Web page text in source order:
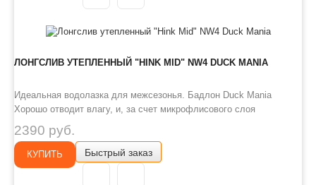
ЛОНГСЛИВ УТЕПЛЕННЫЙ "HINK MID" NW4 DUCK MANIA
Идеальная водолазка для межсезонья. Бадлон Duck Mania
Хорошо отводит влагу, и, за счет микрофлисового слоя
плотностью 280 гр. м² имеет согревающий эффект. Максимально
универсальная термо-водолазка, рекомендована для межсезонья
и зимы средней полосы России. Для дополнительного комфорта и
ощущения ..
2390 руб.
КУПИТЬ Быстрый заказ